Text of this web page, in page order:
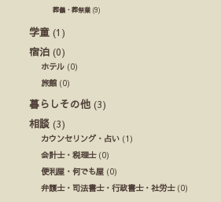
葬儀・葬祭業 (9)
学童 (1)
宿泊 (0)
ホテル (0)
旅館 (0)
暮らしその他 (3)
相談 (3)
カウンセリング・占い (1)
会計士・税理士(0)
便利屋・何でも屋 (0)
弁護士・司法書士・行政書士・社労士(0)